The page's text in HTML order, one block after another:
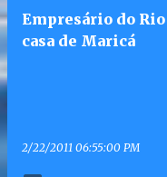
Empresário do
casa de Maricá
2/22/2011 06:55:00 PM